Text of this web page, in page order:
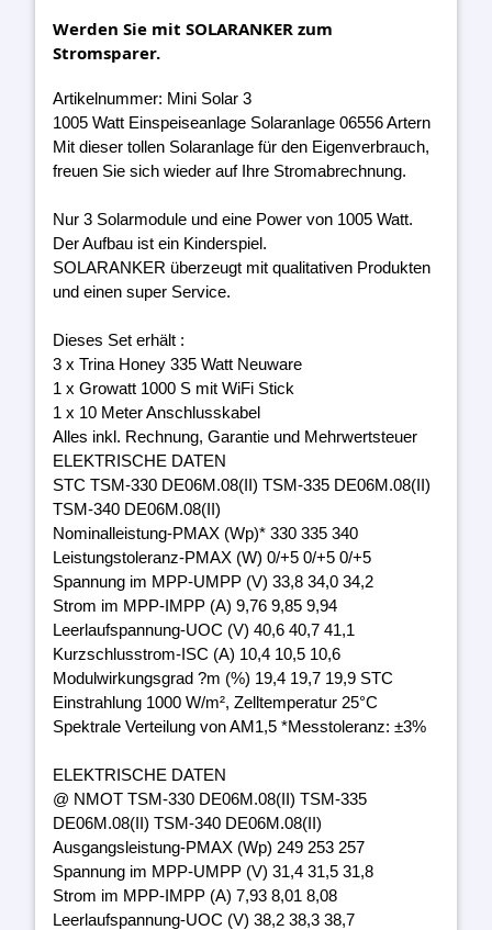
Werden Sie mit SOLARANKER zum
Stromsparer.
Artikelnummer: Mini Solar 3
1005 Watt Einspeiseanlage Solaranlage 06556 Artern
Mit dieser tollen Solaranlage für den Eigenverbrauch,
freuen Sie sich wieder auf Ihre Stromabrechnung.
Nur 3 Solarmodule und eine Power von 1005 Watt.
Der Aufbau ist ein Kinderspiel.
SOLARANKER überzeugt mit qualitativen Produkten
und einen super Service.
Dieses Set erhält :
3 x Trina Honey 335 Watt Neuware
1 x Growatt 1000 S mit WiFi Stick
1 x 10 Meter Anschlusskabel
Alles inkl. Rechnung, Garantie und Mehrwertsteuer
ELEKTRISCHE DATEN
STC TSM-330 DE06M.08(II) TSM-335 DE06M.08(II)
TSM-340 DE06M.08(II)
Nominalleistung-PMAX (Wp)* 330 335 340
Leistungstoleranz-PMAX (W) 0/+5 0/+5 0/+5
Spannung im MPP-UMPP (V) 33,8 34,0 34,2
Strom im MPP-IMPP (A) 9,76 9,85 9,94
Leerlaufspannung-UOC (V) 40,6 40,7 41,1
Kurzschlusstrom-ISC (A) 10,4 10,5 10,6
Modulwirkungsgrad ?m (%) 19,4 19,7 19,9 STC
Einstrahlung 1000 W/m², Zelltemperatur 25°C
Spektrale Verteilung von AM1,5 *Messtoleranz: ±3%
ELEKTRISCHE DATEN
@ NMOT TSM-330 DE06M.08(II) TSM-335
DE06M.08(II) TSM-340 DE06M.08(II)
Ausgangsleistung-PMAX (Wp) 249 253 257
Spannung im MPP-UMPP (V) 31,4 31,5 31,8
Strom im MPP-IMPP (A) 7,93 8,01 8,08
Leerlaufspannung-UOC (V) 38,2 38,3 38,7